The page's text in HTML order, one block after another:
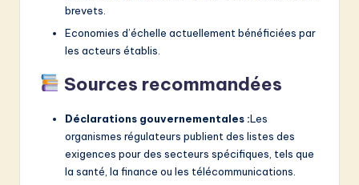
brevets.
Economies d’échelle actuellement bénéficiées par
les acteurs établis.
Sources recommandées
Déclarations gouvernementales :Les
organismes régulateurs publient des listes des
exigences pour des secteurs spécifiques, tels que
la santé, la finance ou les télécommunications.